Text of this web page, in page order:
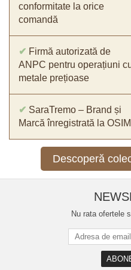
conformitate la orice
comandă
✔ Firmă autorizată de
ANPC pentru operațiuni
metale prețioase
✔ SaraTremo – Brand și
Marcă înregistrată la OSIM
Descoperă
Nu rata ofertele